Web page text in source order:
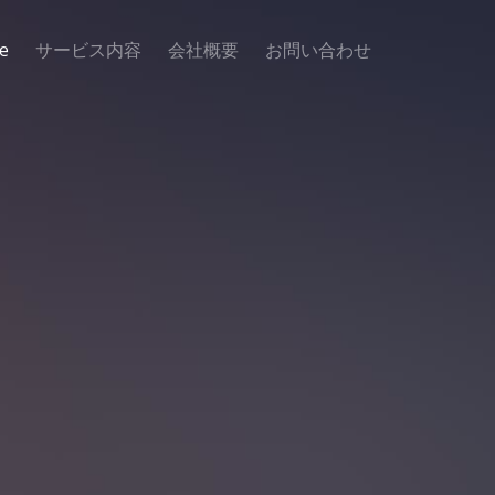
サービス内容 会社概要 お問い合わせ